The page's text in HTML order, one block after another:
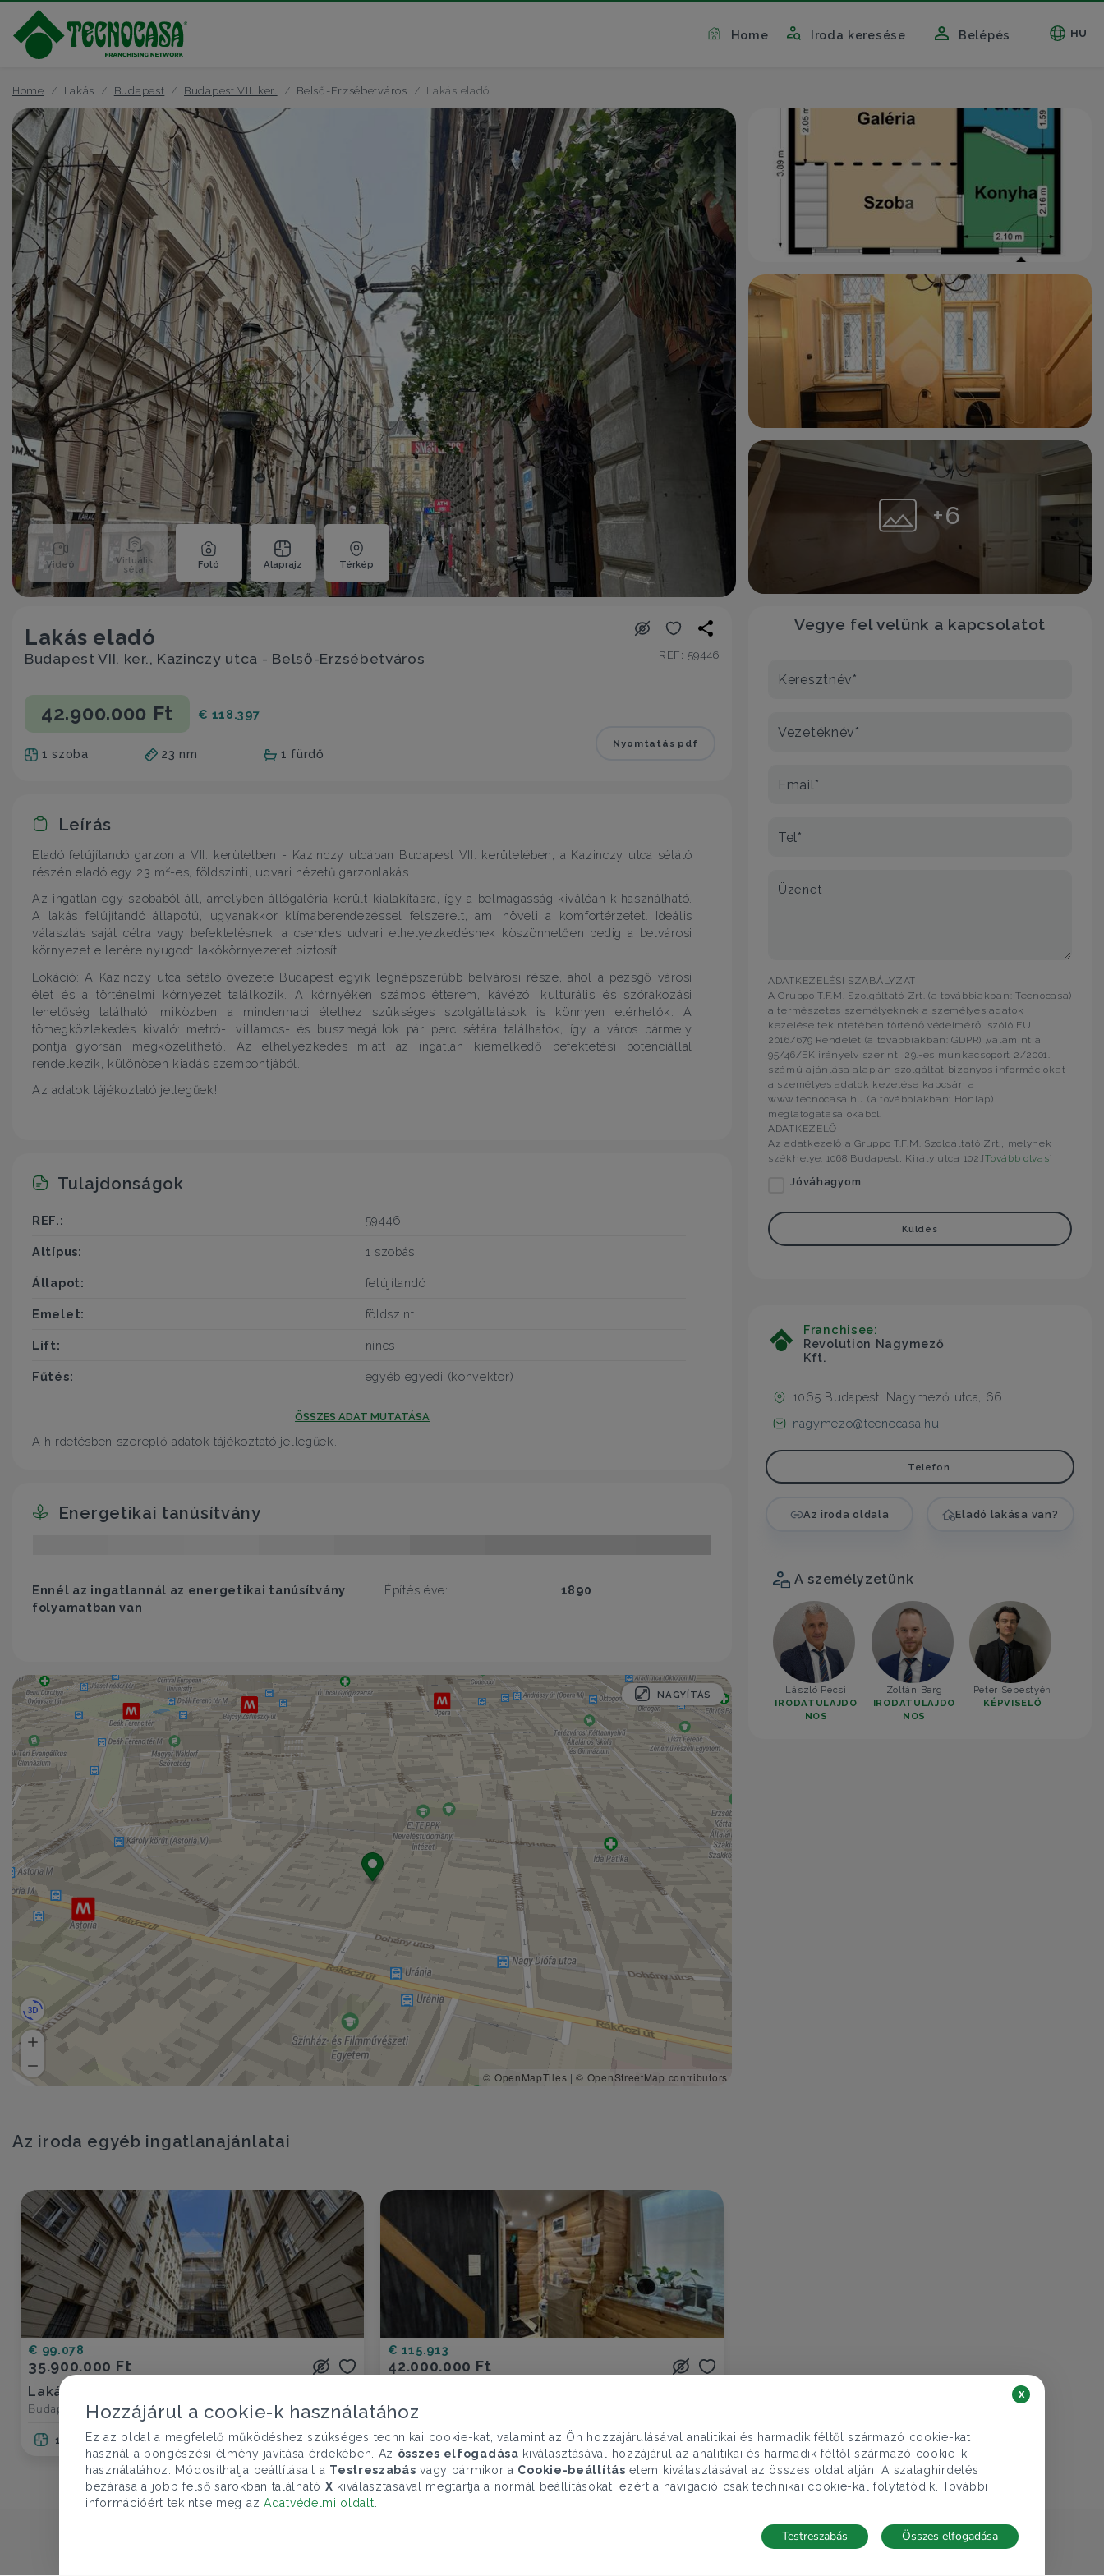
Home Iroda keresése Belépés HU
Home Lakás Budapest Budapest VII. ker. Belső-Erzsébetváros Lakás eladó
Videó Virtuális
séta; Fotó Alaprajz Térkép
+6
Lakás eladó
Budapest VII. ker., Kazinczy utca - Belső-Erzsébetváros REF: 59446
42.900.000 Ft € 118.397
1 szoba 23 nm 1 fürdő
Nyomtatás pdf
Leírás
Eladó felújítandó garzon a VII. kerületben - Kazinczy utcában Budapest VII. kerületében, a Kazinczy utca sétáló
részén eladó egy 23 m²-es, földszinti, udvari nézetű garzonlakás.
Az ingatlan egy szobából áll, amelyben állógaléria került kialakításra, így a belmagasság kiválóan kihasználható.
A lakás felújítandó állapotú, ugyanakkor klímaberendezéssel felszerelt, ami növeli a komfortérzetet. Ideális
választás saját célra vagy befektetésnek, a csendes udvari elhelyezkedésnek köszönhetően pedig a belvárosi
környezet ellenére nyugodt lakókörnyezetet biztosít.
Lokáció: A Kazinczy utca sétáló övezete Budapest egyik legnépszerűbb belvárosi része, ahol a pezsgő városi
élet és a történelmi környezet találkozik. A környéken számos étterem, kávézó, kulturális és szórakozási
lehetőség található, miközben a mindennapi élethez szükséges szolgáltatások is könnyen elérhetők. A
tömegközlekedés kiváló: metró-, villamos- és buszmegállók pár perc sétára találhatók, így a város bármely
pontja gyorsan megközelíthető. Az elhelyezkedés miatt az ingatlan kiemelkedő befektetési potenciállal
rendelkezik, különösen kiadás szempontjából.
Az adatok tájékoztató jellegűek!
Tulajdonságok
REF.: 59446
Altípus: 1 szobás
Állapot: felújítandó
Emelet: földszint
Lift: nincs
Fűtés: egyéb egyedi (konvektor)
ÖSSZES ADAT MUTATÁSA
A hirdetésben szereplő adatok tájékoztató jellegűek.
Energetikai tanúsítvány
Ennél az ingatlannál az energetikai tanúsítvány
folyamatban van
Építés éve: 1890
NAGYÍTÁS
© OpenMapTiles |© OpenStreetMap contributors
Az iroda egyéb ingatlanajánlatai
€ 99.078
35.900.000 Ft
Lakás eladó
Budapest VII. ker., Dohány utca - Belső-Erzsébetváros
1 szoba 22 nm
€ 115.913
42.000.000 Ft
Budapest VI. ker., Jókai utca - Terézváros
1 szoba 27 nm 1 fürdő
Vegye fel velünk a kapcsolatot
Keresztnév*
Vezetéknév*
Email*
Tel*
Üzenet
ADATKEZELÉSI SZABÁLYZAT
A Gruppo T.F.M. Szolgáltató Zrt. (a továbbiakban: Tecnocasa)
a természetes személyeknek a személyes adatok
kezelése tekintetében történő védelméről szóló EU
2016/679 Rendelet (a továbbiakban: GDPR) ,valamint a
95/46/EK irányelv szerinti 29.-es munkacsoport 2/2001.
számú ajánlása alapján szolgáltat bizonyos információkat
a személyes adatok kezelése kapcsán a
www.tecnocasa.hu (a továbbiakban: Honlap)
meglátogatása okából.
ADATKEZELŐ
Az adatkezelő a Gruppo T.F.M. Szolgáltató Zrt., melynek
székhelye: 1068 Budapest, Király utca 102.[Tovább olvas]
Jóváhagyom
Küldés
Franchisee:
Revolution Nagymező
Kft.
1065 Budapest, Nagymező utca, 66.
nagymezo@tecnocasa.hu
Telefon
Az iroda oldala Eladó lakása van?
A személyzetünk
László Pécsi
IRODATULAJDO
NOS
Zoltán Berg
IRODATULAJDO
NOS
Péter Sebestyén
KÉPVISELŐ
Hozzájárul a cookie-k használatához
Ez az oldal a megfelelő működéshez szükséges technikai cookie-kat, valamint az Ön hozzájárulásával analitikai és harmadik féltől származó cookie-kat
használ a böngészési élmény javítása érdekében. Az összes elfogadása kiválasztásával hozzájárul az analitikai és harmadik féltől származó cookie-k
használatához. Módosíthatja beállításait a Testreszabás vagy bármikor a Cookie-beállítás elem kiválasztásával az összes oldal alján. A szalaghirdetés
bezárása a jobb felső sarokban található X kiválasztásával megtartja a normál beállításokat, ezért a navigáció csak technikai cookie-kal folytatódik. További
információért tekintse meg az Adatvédelmi oldalt
x
Összes elfogadása
Testreszabás